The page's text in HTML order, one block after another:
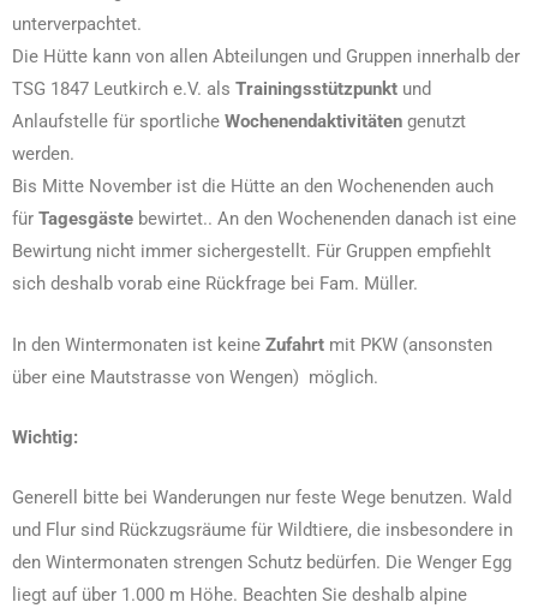
unterverpachtet.
Die Hütte kann von allen Abteilungen und Gruppen innerhalb der
TSG 1847 Leutkirch e.V. als Trainingsstützpunkt und
Anlaufstelle für sportliche Wochenendaktivitäten genutzt
werden.
Bis Mitte November ist die Hütte an den Wochenenden auch
für Tagesgäste bewirtet.. An den Wochenenden danach ist eine
Bewirtung nicht immer sichergestellt. Für Gruppen empfiehlt
sich deshalb vorab eine Rückfrage bei Fam. Müller.
In den Wintermonaten ist keine Zufahrt mit PKW (ansonsten
über eine Mautstrasse von Wengen) möglich.
Wichtig:
Generell bitte bei Wanderungen nur feste Wege benutzen. Wald
und Flur sind Rückzugsräume für Wildtiere, die insbesondere in
den Wintermonaten strengen Schutz bedürfen. Die Wenger Egg
liegt auf über 1.000 m Höhe. Beachten Sie deshalb alpine